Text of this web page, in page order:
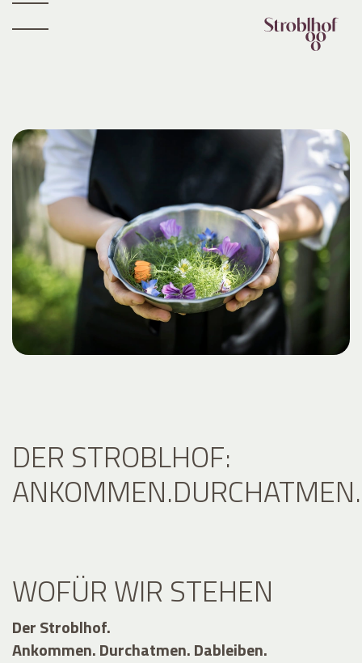
DER STROBLHOF:
WOFÜR WIR STEHEN
Der Stroblhof.
Ankommen. Durchatmen. Dableiben.